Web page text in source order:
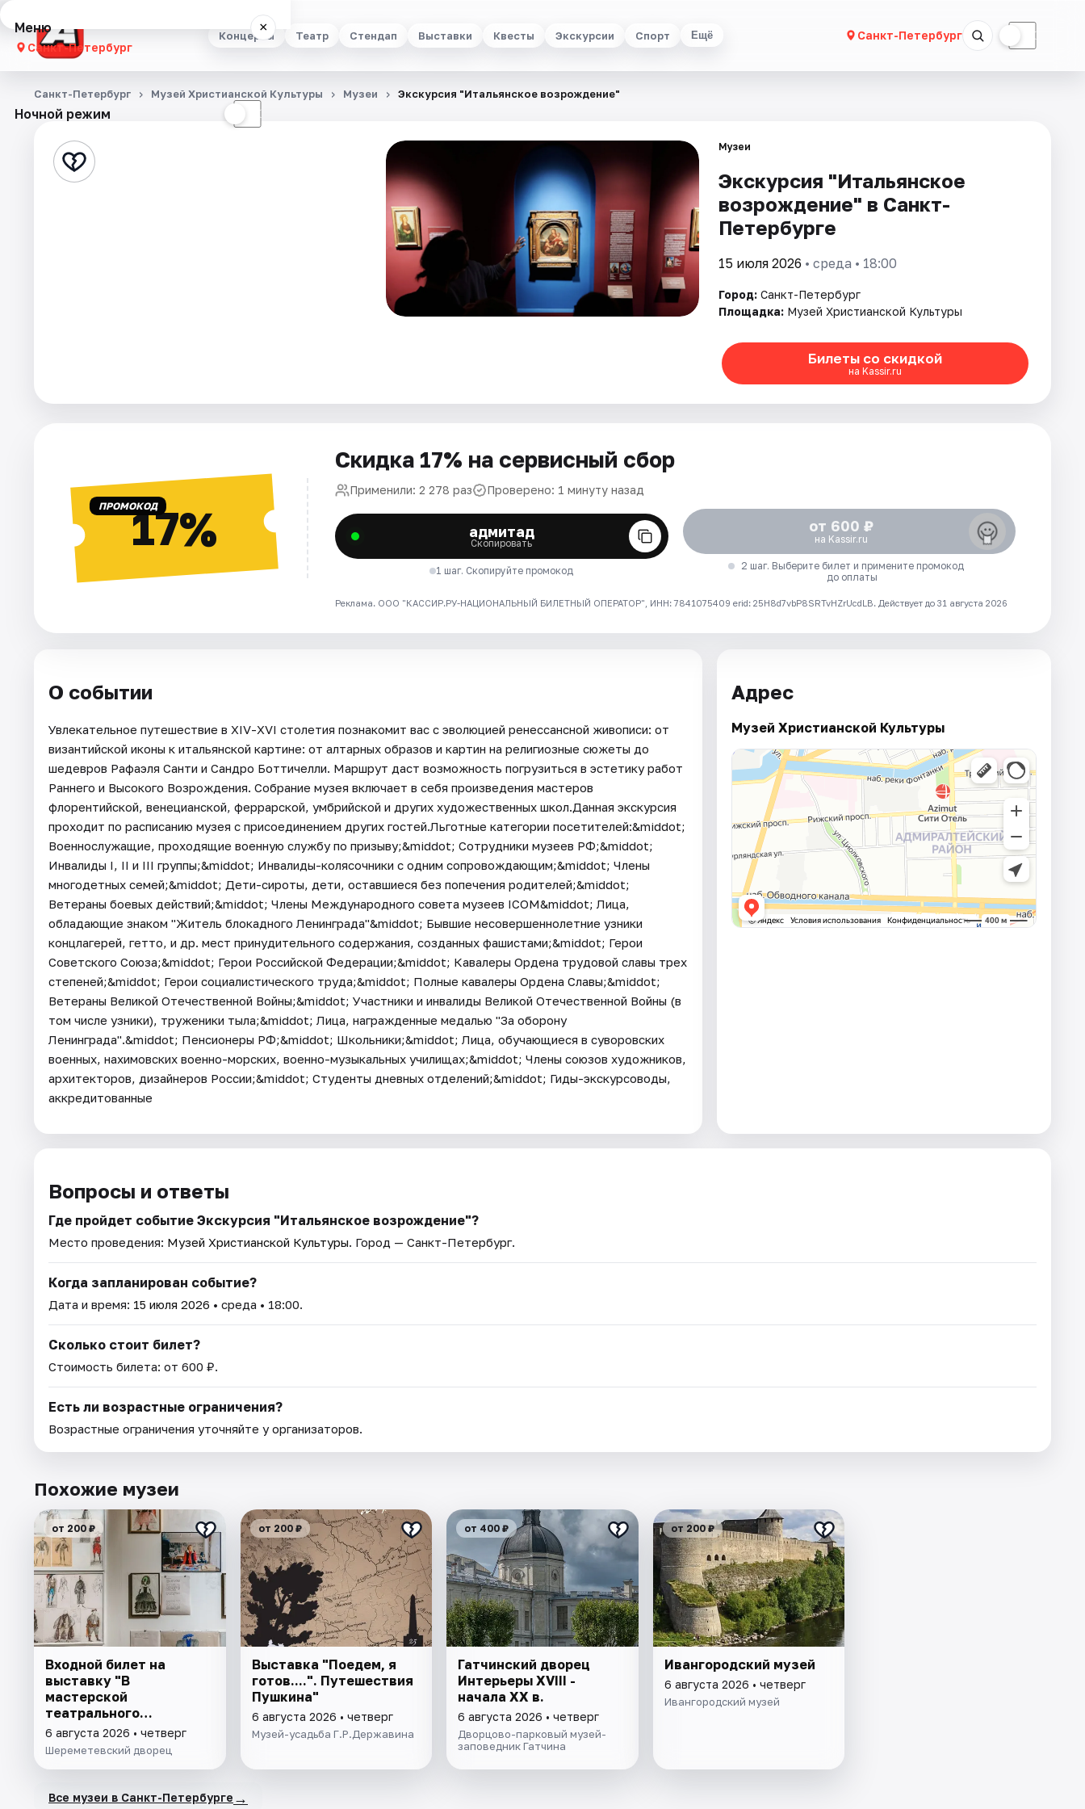
Концерты Театр Стендап Выставки Квесты Экскурсии Спорт Ещё Санкт-Петербург ☾
Меню ×
Санкт-Петербург
Концерты
Стендап
Города
Рейтинги
Ночной режим ☾
Санкт-Петербург Музей Христианской Культуры Музеи Экскурсия "Итальянское возрождение"
Музеи
Экскурсия "Итальянское
возрождение" в Санкт-
Петербурге
15 июля 2026 • среда • 18:00
Город: Санкт-Петербург
Площадка: Музей Христианской Культуры
Билеты со скидкой
на Kassir.ru
ПРОМОКОД17%
Скидка 17% на сервисный сбор
Применили: 2 278 раз Проверено: 1 минуту назад
адмитад
Скопировать
1 шаг. Скопируйте промокод
от 600 ₽
на Kassir.ru
2 шаг. Выберите билет и примените промокод
до оплаты
Реклама. ООО "КАССИР.РУ-НАЦИОНАЛЬНЫЙ БИЛЕТНЫЙ ОПЕРАТОР", ИНН: 7841075409 erid: 25H8d7vbP8SRTvHZrUcdLB. Действует до 31 августа 2026
О событии
Увлекательное путешествие в XIV-XVI столетия познакомит вас с эволюцией ренессансной живописи: от
византийской иконы к итальянской картине: от алтарных образов и картин на религиозные сюжеты до
шедевров Рафаэля Санти и Сандро Боттичелли. Маршрут даст возможность погрузиться в эстетику работ
Раннего и Высокого Возрождения. Собрание музея включает в себя произведения мастеров
флорентийской, венецианской, феррарской, умбрийской и других художественных школ.Данная экскурсия
проходит по расписанию музея с присоединением других гостей.Льготные категории посетителей:&middot;
Военнослужащие, проходящие военную службу по призыву;&middot; Сотрудники музеев РФ;&middot;
Инвалиды I, II и III группы;&middot; Инвалиды-колясочники с одним сопровождающим;&middot; Члены
многодетных семей;&middot; Дети-сироты, дети, оставшиеся без попечения родителей;&middot;
Ветераны боевых действий;&middot; Члены Международного совета музеев ICOM&middot; Лица,
обладающие знаком "Житель блокадного Ленинграда"&middot; Бывшие несовершеннолетние узники
концлагерей, гетто, и др. мест принудительного содержания, созданных фашистами;&middot; Герои
Советского Союза;&middot; Герои Российской Федерации;&middot; Кавалеры Ордена трудовой славы трех
степеней;&middot; Герои социалистического труда;&middot; Полные кавалеры Ордена Славы;&middot;
Ветераны Великой Отечественной Войны;&middot; Участники и инвалиды Великой Отечественной Войны (в
том числе узники), труженики тыла;&middot; Лица, награжденные медалью "За оборону
Ленинграда".&middot; Пенсионеры РФ;&middot; Школьники;&middot; Лица, обучающиеся в суворовских
военных, нахимовских военно-морских, военно-музыкальных училищах;&middot; Члены союзов художников,
архитекторов, дизайнеров России;&middot; Студенты дневных отделений;&middot; Гиды-экскурсоводы,
аккредитованные
Адрес
Музей Христианской Культуры
Вопросы и ответы
Где пройдет событие Экскурсия "Итальянское возрождение"?
Место проведения: Музей Христианской Культуры. Город — Санкт-Петербург.
Когда запланирован событие?
Дата и время: 15 июля 2026 • среда • 18:00.
Сколько стоит билет?
Стоимость билета: от 600 ₽.
Есть ли возрастные ограничения?
Возрастные ограничения уточняйте у организаторов.
Похожие музеи
от 200 ₽
Входной билет на
выставку "В
мастерской
театрального
художника"
6 августа 2026 • четверг
Шереметевский дворец
от 200 ₽
Выставка "Поедем, я
готов....". Путешествия
Пушкина"
6 августа 2026 • четверг
Музей-усадьба Г.Р.Державина
от 400 ₽
Гатчинский дворец
Интерьеры ХVIII -
начала ХХ в.
6 августа 2026 • четверг
Дворцово-парковый музей-
заповедник Гатчина
от 200 ₽
Ивангородский музей
6 августа 2026 • четверг
Ивангородский музей
Все музеи в Санкт-Петербурге →